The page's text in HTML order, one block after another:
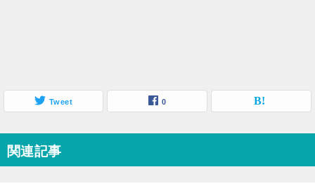
Tweet 0
関連記事